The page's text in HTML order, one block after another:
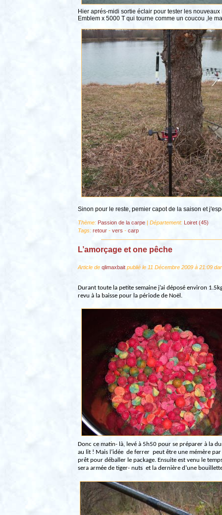
Hier aprés-midi sortie éclair pour tester les
Emblem x 5000 T qui tourne comme un coucou ,le
Sinon pour le reste, pemier capot de la saison et
Thème: Passion de la carpe| Département: Loiret (45)
Tags: retour- vers - carp
L’amorçage et one pêche
Article de qlimaxbaitpublié le 11 Décembre 2009 à 21:09
Durant toute la petite semaine j’ai déposé environ
revu à la baisse pour la période de Noël.
Donc ce matin- là, levé à 5h50 pour se préparer à la
au lit ! Mais l’idée de ferrer peut être une mémère
prêt pour déballer le package. Ensuite est venu le
sera armée de tiger- nuts et la dernière d’une